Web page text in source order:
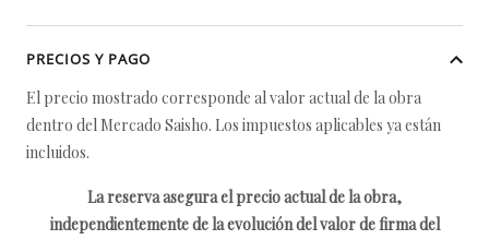
PRECIOS Y PAGO
El precio mostrado corresponde al valor actual de la obra
dentro del Mercado Saisho. Los impuestos aplicables ya están
incluidos.
La reserva asegura el precio actual de la obra,
independientemente de la evolución del valor de firma del